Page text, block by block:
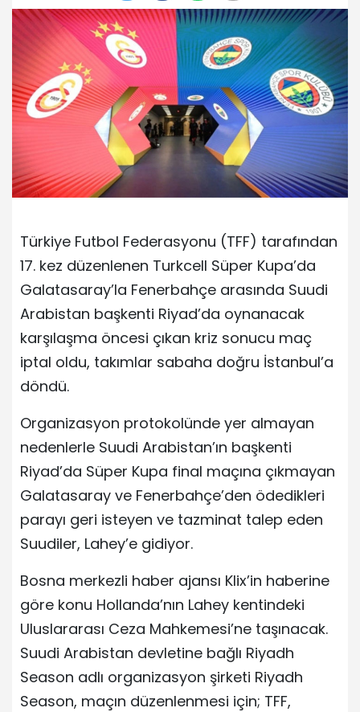
Türkiye Futbol Federasyonu (TFF) tarafından
17. kez düzenlenen Turkcell Süper Kupa’da
Galatasaray’la Fenerbahçe arasında Suudi
Arabistan başkenti Riyad’da oynanacak
karşılaşma öncesi çıkan kriz sonucu maç
iptal oldu, takımlar sabaha doğru İstanbul’a
döndü.
Organizasyon protokolünde yer almayan
nedenlerle Suudi Arabistan’ın başkenti
Riyad’da Süper Kupa final maçına çıkmayan
Galatasaray ve Fenerbahçe’den ödedikleri
parayı geri isteyen ve tazminat talep eden
Suudiler, Lahey’e gidiyor.
Bosna merkezli haber ajansı Klix’in haberine
göre konu Hollanda’nın Lahey kentindeki
Uluslararası Ceza Mahkemesi’ne taşınacak.
Suudi Arabistan devletine bağlı Riyadh
Season adlı organizasyon şirketi Riyadh
Season, maçın düzenlenmesi için; TFF,